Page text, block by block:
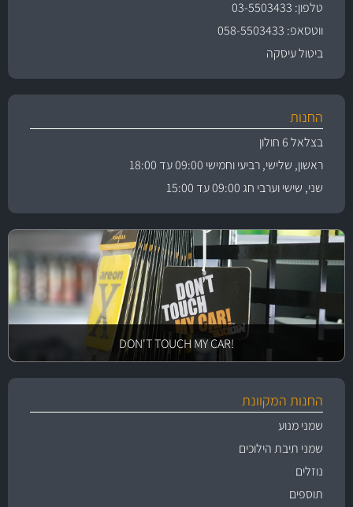
טלפון: 03-5503433
ווטסאפ: 058-5503433
ביטול עיסקה
החנות
בצלאל 6 חולון
ראשון, שלישי, רביעי וחמישי 09:00 עד 18:00
שני, שישי וערבי חג 09:00 עד 15:00
!DON'T TOUCH MY CAR
החנות המקוונת
שמני מנוע
שמני תיבת הילוכים
נוזלים
תוספים